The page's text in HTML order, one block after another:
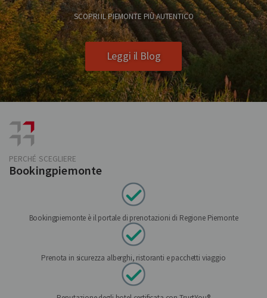
SCOPRI IL PIEMONTE PIÙ AUTENTICO
Leggi il Blog
PERCHÉ SCEGLIERE
Bookingpiemonte
Bookingpiemonte è il portale di prenotazioni di Regione Piemonte
Prenota in sicurezza alberghi, ristoranti e pacchetti viaggio